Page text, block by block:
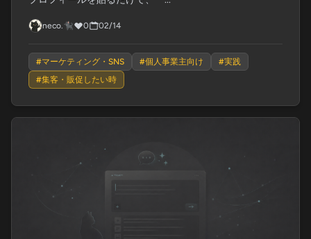
neco.🐈‍⬛ 0 02/14
#マーケティング・SNS #個人事業主向け #実践
#集客・販促したい時